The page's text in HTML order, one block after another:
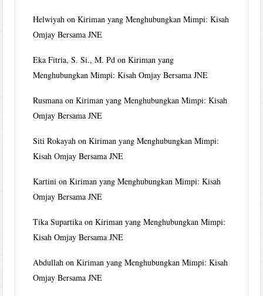
Helwiyah onKiriman yang Menghubungkan Mimpi: Kisah
Omjay Bersama JNE
Eka Fitria, S. Si., M. Pd onKiriman yang
Menghubungkan Mimpi: Kisah Omjay Bersama JNE
Rusmana onKiriman yang Menghubungkan Mimpi: Kisah
Omjay Bersama JNE
Siti Rokayah onKiriman yang Menghubungkan Mimpi:
Kisah Omjay Bersama JNE
Kartini onKiriman yang Menghubungkan Mimpi: Kisah
Omjay Bersama JNE
Tika Supartika onKiriman yang Menghubungkan Mimpi:
Kisah Omjay Bersama JNE
Abdullah onKiriman yang Menghubungkan Mimpi: Kisah
Omjay Bersama JNE